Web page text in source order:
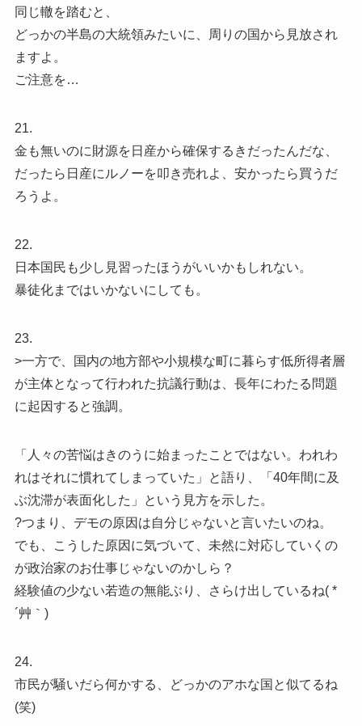
同じ轍を踏むと、
どっかの半島の大統領みたいに、周りの国から見放され
ますよ。
ご注意を…
21.
金も無いのに財源を日産から確保するきだったんだな、
だったら日産にルノーを叩き売れよ、安かったら買うだ
ろうよ。
22.
日本国民も少し見習ったほうがいいかもしれない。
暴徒化まではいかないにしても。
23.
>一方で、国内の地方部や小規模な町に暮らす低所得者層
が主体となって行われた抗議行動は、長年にわたる問題
に起因すると強調。
「人々の苦悩はきのうに始まったことではない。われわ
れはそれに慣れてしまっていた」と語り、「40年間に及
ぶ沈滞が表面化した」という見方を示した。
?つまり、デモの原因は自分じゃないと言いたいのね。
でも、こうした原因に気づいて、未然に対応していくの
が政治家のお仕事じゃないのかしら？
経験値の少ない若造の無能ぶり、さらけ出しているね( *
´艸｀)
24.
市民が騒いだら何かする、どっかのアホな国と似てるね
(笑)